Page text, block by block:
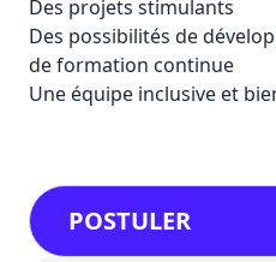
Des projets stimulants
Des possibilités de
de formation continue
Une équipe inclusive et
POSTULER